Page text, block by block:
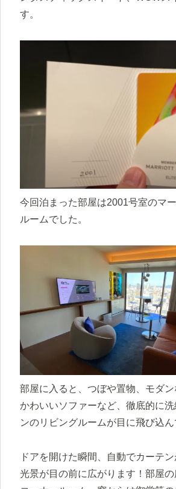
す。
今回泊まった部屋は2001号室のマ
ルームでした。
部屋に入ると、つぼや置物、モダン
かわいいソファーなど、徹底的に
ンのリビングルームが目に飛び込ん
ドアを開けた瞬間、自動でカーテ
光景が目の前に広がります！部屋の